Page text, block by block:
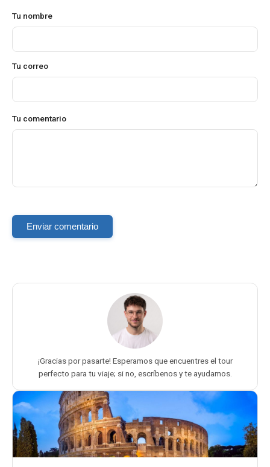
Tu nombre
Tu correo
Tu comentario
Enviar comentario
¡Gracias por pasarte! Esperamos que encuentres el tour
perfecto para tu viaje; si no, escríbenos y te ayudamos.